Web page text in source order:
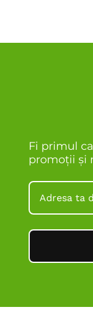
Fi primul
promoții și